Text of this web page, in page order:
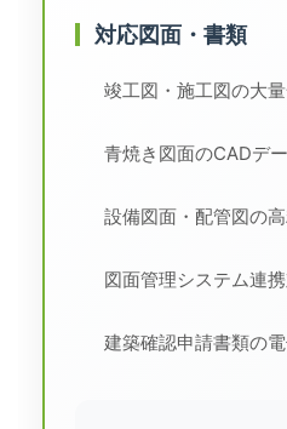
対応図面・書類
竣工図・施工図の大
青焼き図面のCADデ
設備図面・配管図の
図面管理システム連
建築確認申請書類の